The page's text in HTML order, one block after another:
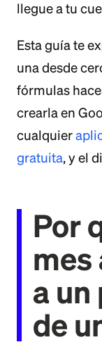
llegue a tu
Esta guía te
una desde
fórmulas
crearla en
cualquier
gratuita, y el
Por
mes
a un
de